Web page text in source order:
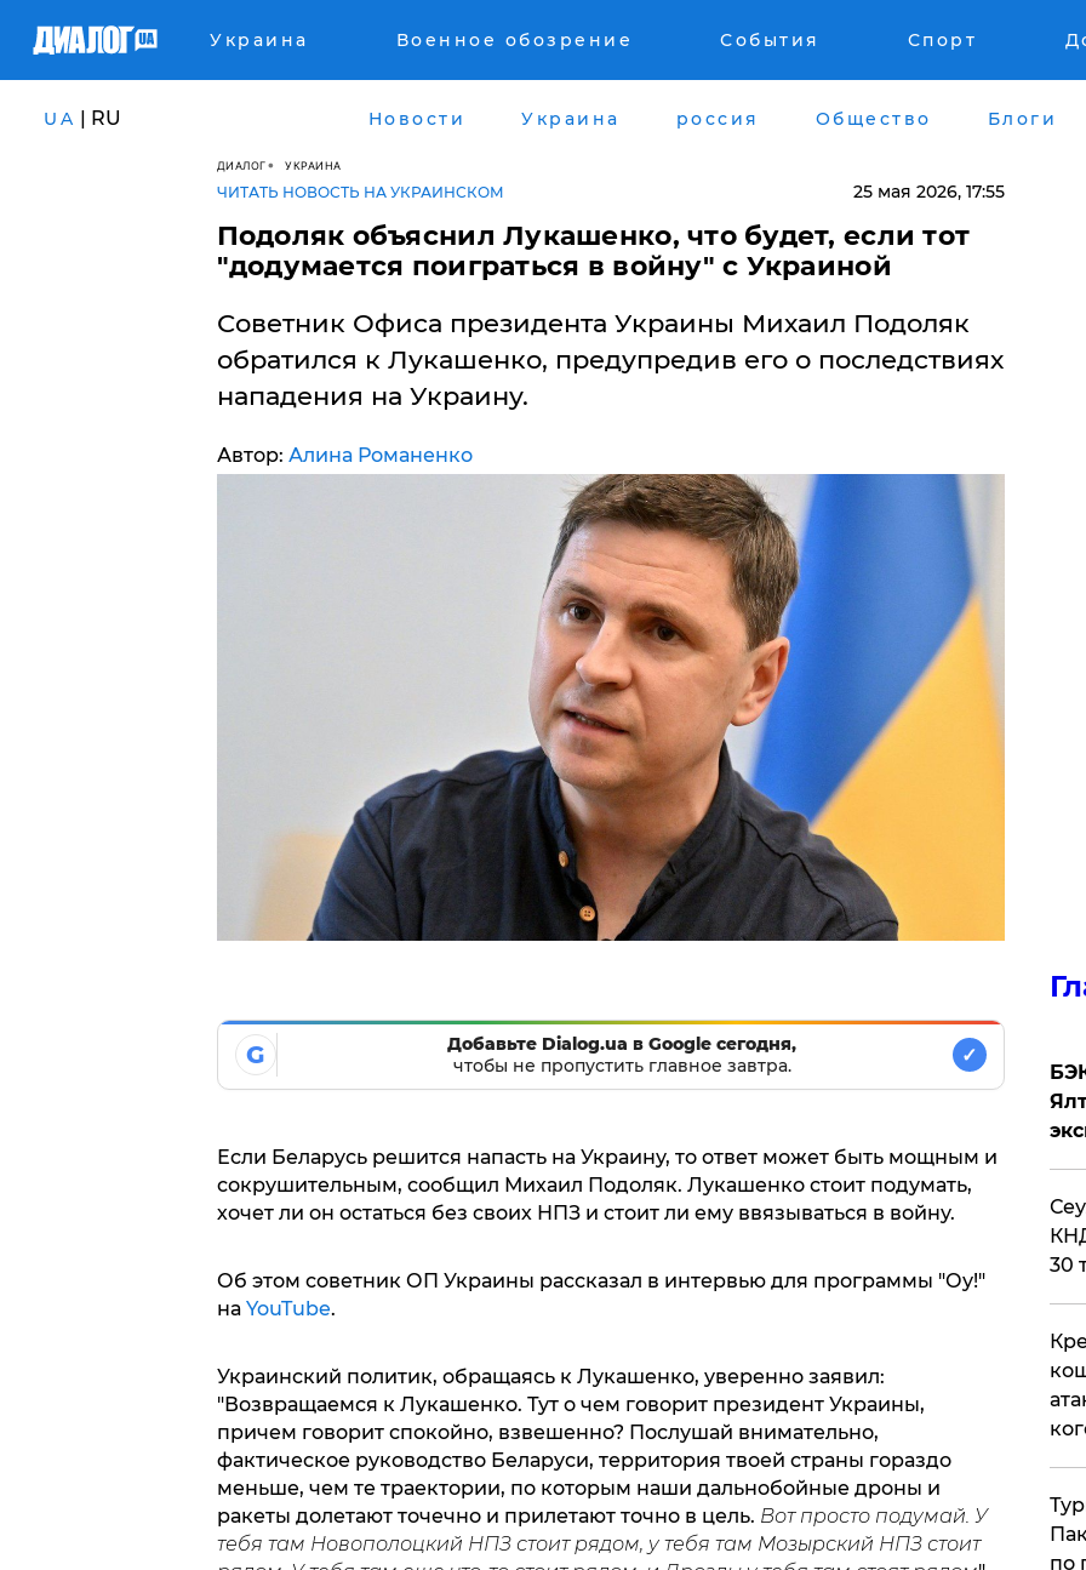
Украина Военное обозрение События Спорт
UA | RU Новости Украина россия Общество Блоги
ДИАЛОГ УКРАИНА
ЧИТАТЬ НОВОСТЬ НА УКРАИНСКОМ 25 мая 2026, 17:55
Подоляк объяснил Лукашенко, что будет, если тот
"додумается поиграться в войну" с Украиной
Советник Офиса президента Украины Михаил Подоляк
обратился к Лукашенко, предупредив его о последствиях
нападения на Украину.
Автор: Алина Романенко
G
Добавьте Dialog.ua в Google сегодня,
чтобы не пропустить главное завтра.
✓
Если Беларусь решится напасть на Украину, то ответ может быть мощным и
сокрушительным, сообщил Михаил Подоляк. Лукашенко стоит подумать,
хочет ли он остаться без своих НПЗ и стоит ли ему ввязываться в войну.
Об этом советник ОП Украины рассказал в интервью для программы "Оу!"
на YouTube.
Украинский политик, обращаясь к Лукашенко, уверенно заявил:
"Возвращаемся к Лукашенко. Тут о чем говорит президент Украины,
причем говорит спокойно, взвешенно? Послушай внимательно,
фактическое руководство Беларуси, территория твоей страны гораздо
меньше, чем те траектории, по которым наши дальнобойные дроны и
ракеты долетают точечно и прилетают точно в цель. Вот просто подумай. У
тебя там Новополоцкий НПЗ стоит рядом, у тебя там Мозырский НПЗ стоит
30
по